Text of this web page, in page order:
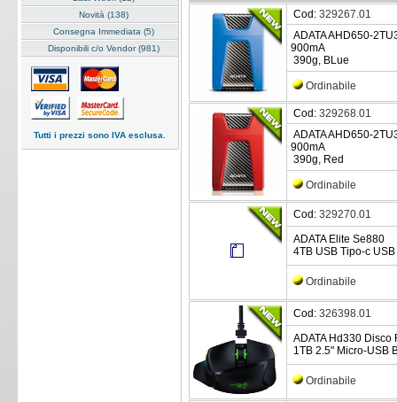
Novità (138)
Consegna Immediata (5)
Disponibili c/o Vendor (981)
Tutti i prezzi sono IVA esclusa.
Cod: 329267.01
ADATA AHD650-
900mA
390g, BLue
Ordinabile
Cod: 329268.01
ADATA AHD650-
900mA
390g, Red
Ordinabile
Cod: 329270.01
ADATA Elite Se880
4TB USB Tipo-c
Ordinabile
Cod: 326398.01
ADATA Hd330 Disco
1TB 2.5" Micro-USB
Ordinabile